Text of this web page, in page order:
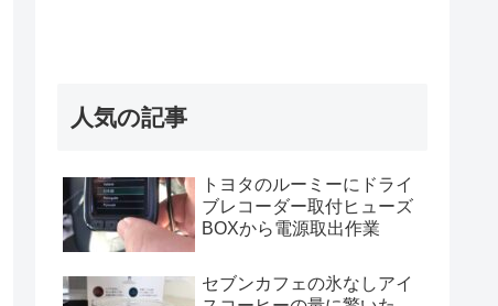
人気の記事
トヨタのルーミーにドライ
ブレコーダー取付ヒューズ
BOXから電源取出作業
セブンカフェの氷なしアイ